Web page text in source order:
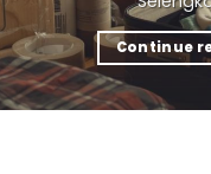
Continue